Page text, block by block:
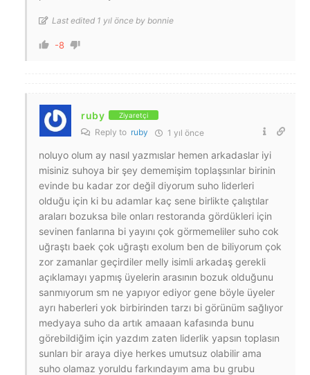
Last edited 1 yıl önce by bonnie
-8
ruby Ziyaretçi
Reply to ruby 1 yıl önce
noluyo olum ay nasıl yazmıslar hemen arkadaslar iyi
misiniz suhoya bir şey dememişim toplaşsınlar birinin
evinde bu kadar zor değil diyorum suho liderleri
olduğu için ki bu adamlar kaç sene birlikte çalıştılar
araları bozuksa bile onları restoranda gördükleri için
sevinen fanlarına bi yayını çok görmemeliler suho cok
uğraştı baek çok uğraştı exolum ben de biliyorum çok
zor zamanlar geçirdiler melly isimli arkadaş gerekli
açıklamayı yapmış üyelerin arasının bozuk olduğunu
sanmıyorum sm ne yapıyor ediyor gene böyle üyeler
ayrı haberleri yok birbirinden tarzı bi görünüm sağlıyor
medyaya suho da artık amaaan kafasında bunu
görebildiğim için yazdım zaten liderlik yapsın toplasın
sunları bir araya diye herkes umutsuz olabilir ama
suho olamaz yoruldu farkındayım ama bu grubu